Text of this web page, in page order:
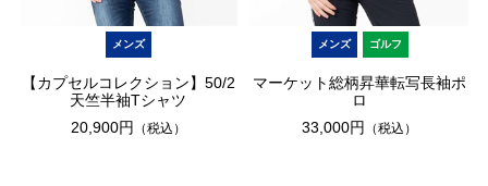
メンズ
【カプセルコレクション】50/2
天竺半袖Tシャツ
20,900円
（税込）
メンズ ゴルフ
マーケット総柄昇華転写長袖ポ
ロ
33,000円
（税込）